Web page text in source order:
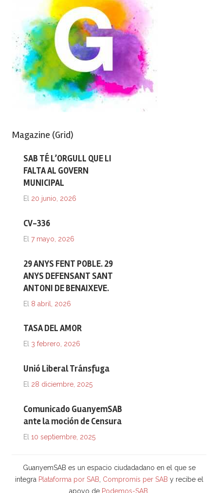
Magazine (Grid)
SAB TÉ L’ORGULL QUE LI
FALTA AL GOVERN
MUNICIPAL
El 20 junio, 2026
CV-336
El 7 mayo, 2026
29 ANYS FENT POBLE. 29
ANYS DEFENSANT SANT
ANTONI DE BENAIXEVE.
El 8 abril, 2026
TASA DEL AMOR
El 3 febrero, 2026
Unió Liberal Tránsfuga
El 28 diciembre, 2025
Comunicado GuanyemSAB
ante la moción de Censura
El 10 septiembre, 2025
GuanyemSAB es un espacio ciudadadano en el que se
integra Plataforma por SAB Compromís per SAB y recibe el
apoyo de Podemos-SAB